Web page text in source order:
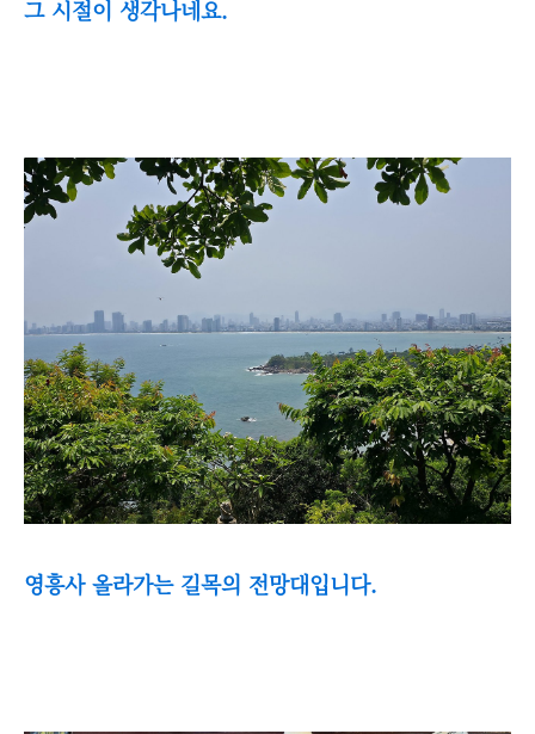
그 시절이 생각나네요.
영흥사 올라가는 길목의 전망대입니다.